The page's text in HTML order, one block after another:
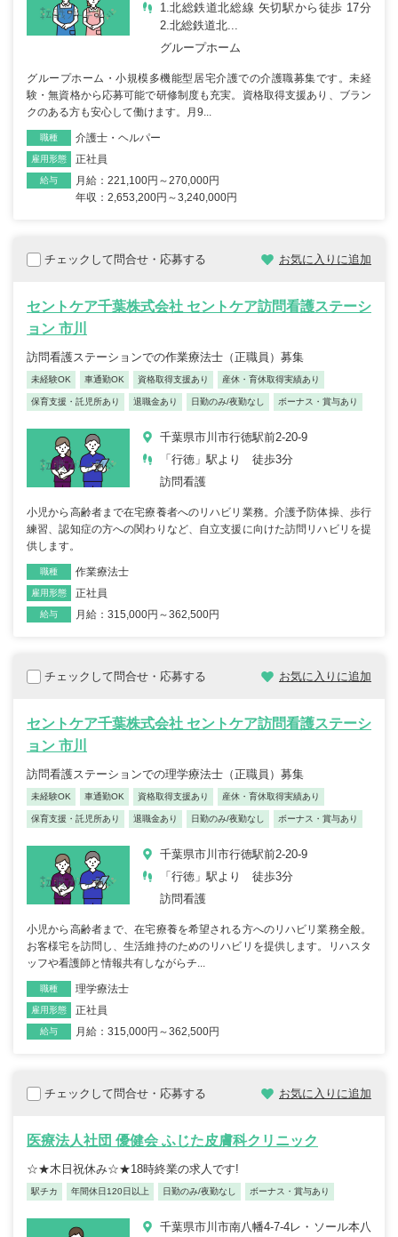
1.北総鉄道北総線 矢切駅から徒歩 17分
2.北総鉄道北...
グループホーム
グループホーム・小規模多機能型居宅介護での介護職募集です。未経
験・無資格から応募可能で研修制度も充実。資格取得支援あり、ブラン
クのある方も安心して働けます。月9...
職種 介護士・ヘルパー
雇用形態 正社員
給与
月給：221,100円～270,000円
年収：2,653,200円～3,240,000円
チェックして問合せ・応募する お気に入りに追加
セントケア千葉株式会社 セントケア訪問看護ステーシ
ョン 市川
訪問看護ステーションでの作業療法士（正職員）募集
未経験OK 車通勤OK 資格取得支援あり 産休・育休取得実績あり
保育支援・託児所あり 退職金あり 日勤のみ/夜勤なし ボーナス・賞与あり
千葉県市川市行徳駅前2-20-9
「行徳」駅より 徒歩3分
訪問看護
小児から高齢者まで在宅療養者へのリハビリ業務。介護予防体操、歩行
練習、認知症の方への関わりなど、自立支援に向けた訪問リハビリを提
供します。
職種 作業療法士
雇用形態 正社員
給与 月給：315,000円～362,500円
チェックして問合せ・応募する お気に入りに追加
セントケア千葉株式会社 セントケア訪問看護ステーシ
ョン 市川
訪問看護ステーションでの理学療法士（正職員）募集
未経験OK 車通勤OK 資格取得支援あり 産休・育休取得実績あり
保育支援・託児所あり 退職金あり 日勤のみ/夜勤なし ボーナス・賞与あり
千葉県市川市行徳駅前2-20-9
「行徳」駅より 徒歩3分
訪問看護
小児から高齢者まで、在宅療養を希望される方へのリハビリ業務全般。
お客様宅を訪問し、生活維持のためのリハビリを提供します。リハスタ
ッフや看護師と情報共有しながらチ...
職種 理学療法士
雇用形態 正社員
給与 月給：315,000円～362,500円
チェックして問合せ・応募する お気に入りに追加
医療法人社団 優健会 ふじた皮膚科クリニック
☆★木日祝休み☆★18時終業の求人です!
駅チカ 年間休日120日以上 日勤のみ/夜勤なし ボーナス・賞与あり
千葉県市川市南八幡4-7-4レ・ソール本八